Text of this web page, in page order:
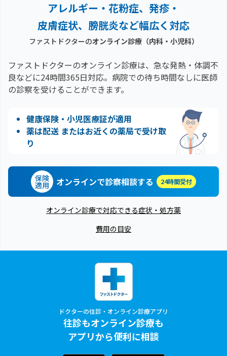
アレルギー・花粉症、 発疹・
皮膚症状、膀胱炎など幅広く対応
ファストドクターのオンライン診療（内科・小児科）
ファストドクターのオンライン診療は、急な発熱・体調不
良などに24時間365日対応。 病院での待ち時間なしに医師
の診察を受けることができます。
健康保険・小児医療証が適用
薬は配送 またはお近くの薬局で受け取
り
保険
適用 オンラインで診察相談する 24時間受付
オンライン診療で対応できる症状・処方薬
費用の目安
ドクターの往診・オンライン診療アプリ
往診もオンライン診療も
アプリから便利に相談